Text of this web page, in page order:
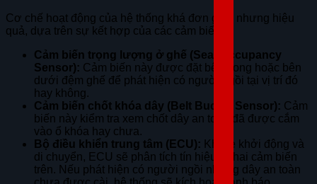
Cơ chế hoạt động của hệ thống khá đơn giản nhưng hiệu
quả, dựa trên sự kết hợp của các cảm biến:
Cảm biến trọng lượng ở ghế (Seat Occupancy
Sensor): Cảm biến này được đặt bên trong hoặc bên
dưới đệm ghế để phát hiện có người ngồi tại vị trí đó
hay không.
Cảm biến chốt khóa dây (Belt Buckle Sensor): Cảm
biến này kiểm tra xem chốt dây an toàn đã được cắm
vào ổ khóa hay chưa.
Bộ điều khiển trung tâm (ECU): Khi xe khởi động và
di chuyển, ECU sẽ phân tích tín hiệu từ hai cảm biến
trên. Nếu phát hiện có người ngồi nhưng dây an toàn